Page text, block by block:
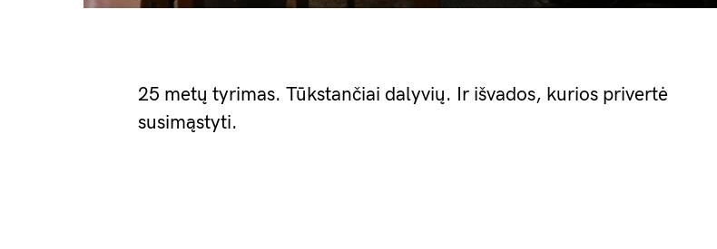
25 metų tyrimas. Tūkstančiai dalyvių. Ir išvados, kurios privertė
susimąstyti.